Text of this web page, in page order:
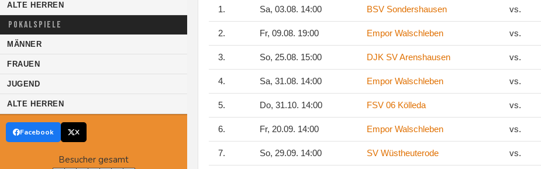
ALTE HERREN
POKALSPIELE
MÄNNER
FRAUEN
JUGEND
ALTE HERREN
Facebook X
Besucher gesamt
1. Sa, 03.08. 14:00 BSV Sondershausen vs.
2. Fr, 09.08. 19:00 Empor Walschleben vs.
3. So, 25.08. 15:00 DJK SV Arenshausen vs.
4. Sa, 31.08. 14:00 Empor Walschleben vs.
5. Do, 31.10. 14:00 FSV 06 Kölleda vs.
6. Fr, 20.09. 14:00 Empor Walschleben vs.
7. So, 29.09. 14:00 SV Wüstheuterode vs.